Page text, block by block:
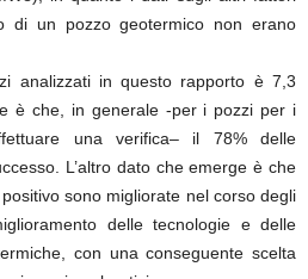
di un pozzo geotermico non erano
analizzati in questo rapporto è 7,3
è che, in generale -per i pozzi per i
una verifica– il 78% delle
L’altro dato che emerge è che
sono migliorate nel corso degli
delle tecnologie e delle
con una conseguente scelta